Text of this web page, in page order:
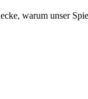
warum unser